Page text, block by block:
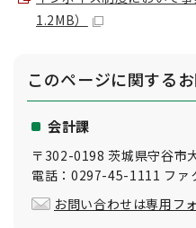
1.2MB）
このページに関する
会計課
〒302-0198 茨城県守谷市
電話：0297-45-1111 フ
お問い合わせは専用フ